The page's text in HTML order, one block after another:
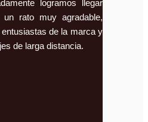
logramos llegar
rato muy agradable,
de la marca y
de larga distancia.